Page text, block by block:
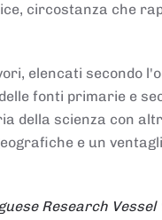
circostanza che
elencati secondo
fonti primarie e
della scienza con
e un
Research Vessel